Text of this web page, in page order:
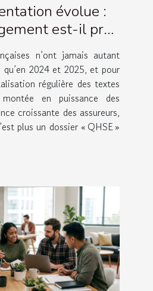
évolue :
est-il prêt
?
n’ont jamais autant
2024 et 2025, et pour
régulière des textes
en puissance des
croissante des assureurs,
plus un dossier « QHSE »